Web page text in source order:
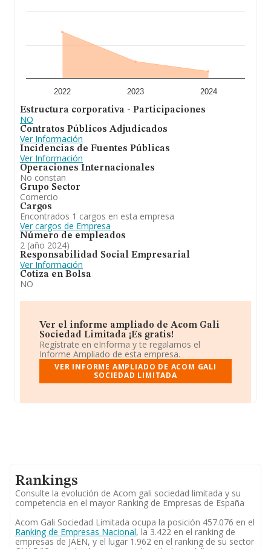
el fin de ampliar la información relativa al ámbito de la
constitución. La media de empleados de las empresas
es de 4.
Acom Gali Sociedad Limitada
emplea en comercio menor de artículos de optica,
productos dietéticos, homeopatia, productos
farmaceuticos, fitoterapia y alimentación. En cuanto a la
perdido posiciones frente al 2023. Frente al 2023, en el
ranking nacional, de todas las empresas en España, la
empresa ha retrocedido.
2022 2023 2024
Estructura corporativa - Participaciones
NO
Contratos Públicos Adjudicados
Ver Información
Incidencias de Fuentes Públicas
Ver Información
Operaciones Internacionales
No constan
Grupo Sector
Comercio
Cargos
Encontrados 1 cargos en esta empresa
Ver cargos de Empresa
Número de empleados
2 (año 2024)
Responsabilidad Social Empresarial
Ver Información
Cotiza en Bolsa
NO
Ver el informe ampliado de Acom Gali
Sociedad Limitada ¡Es gratis!
Regístrate en eInforma y te regalamos el
Informe Ampliado de esta empresa.
VER INFORME AMPLIADO DE ACOM GALI
SOCIEDAD LIMITADA
Rankings
Consulte la evolución de Acom gali sociedad limitada y su
competencia en el mayor Ranking de Empresas de España
Acom Gali Sociedad Limitada ocupa la posición 457.076 en el
Ranking de Empresas Nacional, la 3.422 en el ranking de
empresas de JAEN, y el lugar 1.962 en el ranking de su sector